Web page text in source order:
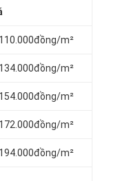
m²
m²
m²
m²
m²